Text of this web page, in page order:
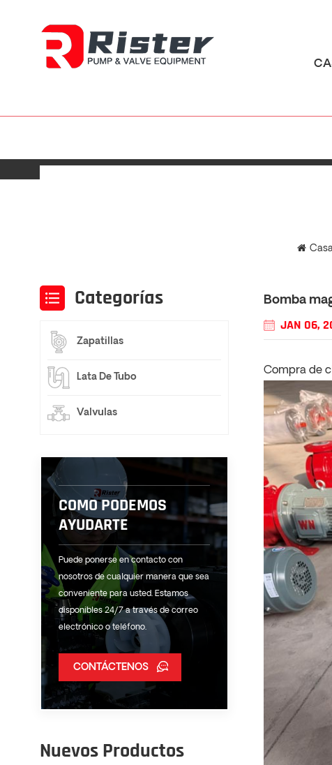
Bomba
JAN 06,
Compra de
Categorías
Zapatillas
Lata De Tubo
Valvulas
COMO PODEMOS
AYUDARTE
Puede ponerse en contacto con
nosotros de cualquier manera que sea
conveniente para usted. Estamos
disponibles 24/7 a través de correo
electrónico o teléfono.
CONTÁCTENOS
Nuevos Productos